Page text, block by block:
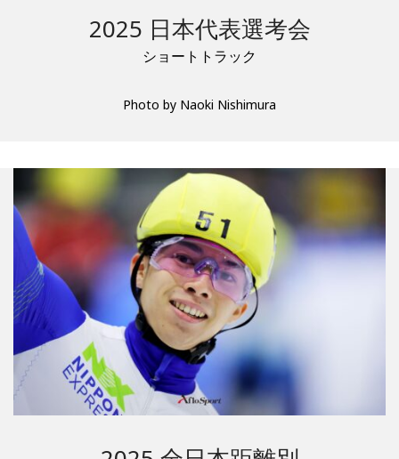
2025 日本代表選考会
ショートトラック
Photo by Naoki Nishimura